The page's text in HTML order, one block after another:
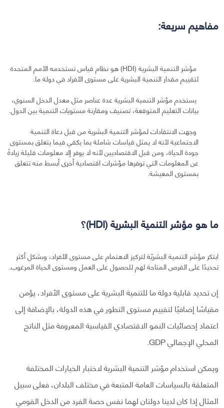
مفاهيم سريعة:
مؤشر التنمية البشرية (HDI) هو نظام قياس تستخدمه الأمم المتحدة
لتقييم مقدار التنمية البشرية على مستوى الأفراد في دولة ما.
يستخدم مؤشر التنمية البشرية عدة عناصر مثل معدل الدخل السنوي،
بيانات التعليم المتوقعة، تصنيف ومقارنة مستويات التنمية بين الدول.
وجهت الانتقادات لمؤشر التنمية البشرية من قبل دعاة التنمية
الاجتماعية لأنه لا يمثل قياسات شاملة بما يكفي فيما يتعلق بمستوى
جودة الحياة، ومن قبل الاقتصاديين لأنه لا يوفر إلا معلومات قليلة زيادةً
عن المعلومات التي توفرها مؤشرات اقتصادية أخرى أبسط منه تتعلق
بمستوى المعيشة.
ما هو مؤشر التنمية البشرية (HDI)؟
ابتكر مؤشر التنمية البشريّة لتركيز الاهتمام على مستوى الأفراد، وبشكل أكثر
تحديدًا على الفرص المتاحة لهم للحصول على العمل ومستوى الحياة المرغوب.
إن تحديد قابلية دولة ما للتنمية البشرية على مستوى الأفراد، يؤمن
مقياسًا إضافيًا لتقييم مستوى التطور في هذه الدولة، بالإضافة إلى
اعتماد إحصائيات النمو الاقتصادي القياسية المعروفة مثل الناتج
المحلي الإجمالي GDP.
ويمكن استخدام مؤشر التنمية البشرية لاختبار الخيارات المختلفة
المتعلقة بالسياسات العامة المتبعة في مختلف البلدان، فعلى سبيل
المثال إذا كان لدينا دولتان لهما نفس حصة الفرد من الدخل القومي